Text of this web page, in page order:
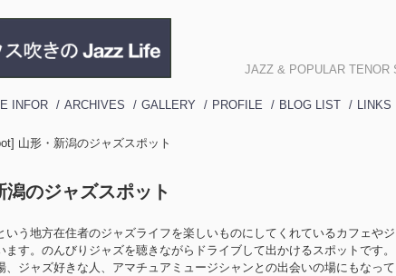
JAZZ & POPULAR
INFOR ARCHIVES GALLERY PROFILE BLOG LIST LINKS
山形・新潟のジャズスポット
のジャズスポット
いう地方在住者のジャズライフを楽しいものにしてくれているカフェや
ます。のんびりジャズを聴きながらドライブして出かけるスポットです
、ジャズ好きな人、アマチュアミュージシャンとの出会いの場にもなって